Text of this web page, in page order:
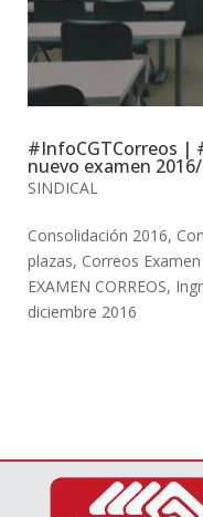
#InfoCGTCorreos |
nuevo examen
SINDICAL
Consolidación 2016,
plazas, Correos
EXAMEN CORREOS,
diciembre 2016